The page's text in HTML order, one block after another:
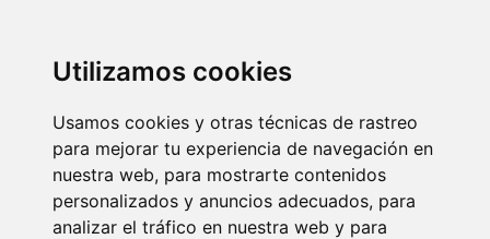
Utilizamos cookies
Usamos cookies y otras técnicas de rastreo
para mejorar tu experiencia de navegación en
nuestra web, para mostrarte contenidos
personalizados y anuncios adecuados, para
analizar el tráfico en nuestra web y para
Fuerza, equilibrio, valor y
responsabilidad